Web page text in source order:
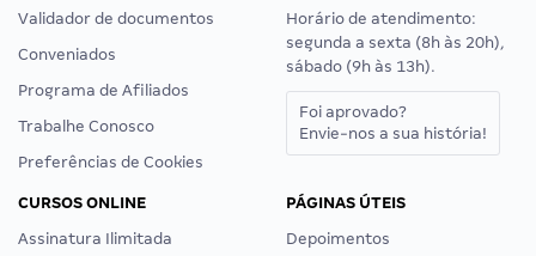
Validador de documentos
Conveniados
Programa de Afiliados
Trabalhe Conosco
Preferências de Cookies
Horário de atendimento:
segunda a sexta (8h às 20h),
sábado (9h às 13h).
Foi aprovado?
Envie-nos a sua história!
CURSOS ONLINE
Assinatura Ilimitada
PÁGINAS ÚTEIS
Depoimentos